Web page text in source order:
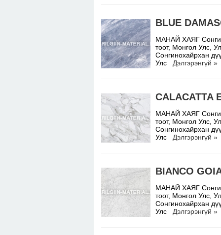
BLUE
МАНАЙ ХАЯГ
тоот, Монгол Улс,
Сонгинохайрхан
Улс Дэлгэрэнгүй »
CALACATTA
МАНАЙ ХАЯГ
тоот, Монгол Улс,
Сонгинохайрхан
Улс Дэлгэрэнгүй »
BIANCO
МАНАЙ ХАЯГ
тоот, Монгол Улс,
Сонгинохайрхан
Улс Дэлгэрэнгүй »